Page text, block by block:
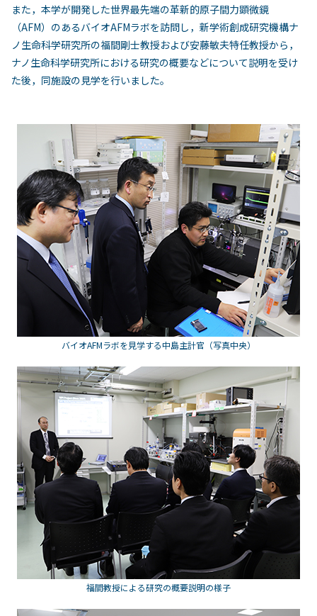
また，本学が開発した世界最先端の革新的原子間力顕微鏡
（AFM）のあるバイオAFMラボを訪問し，新学術創成研究機構ナ
ノ生命科学研究所の福間剛士教授および安藤敏夫特任教授から，
ナノ生命科学研究所における研究の概要などについて説明を受け
た後，同施設の見学を行いました。
バイオAFMラボを見学する中島主計官（写真中央）
福間教授による研究の概要説明の様子